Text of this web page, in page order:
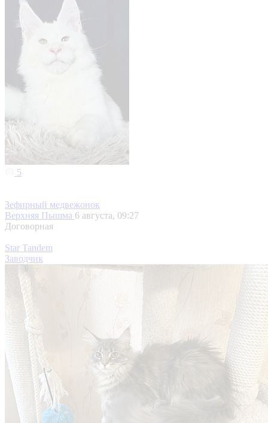
5
Зефирный медвежонок
Верхняя Пышма 6 августа, 09:27
Договорная
Star Tandem
Заводчик